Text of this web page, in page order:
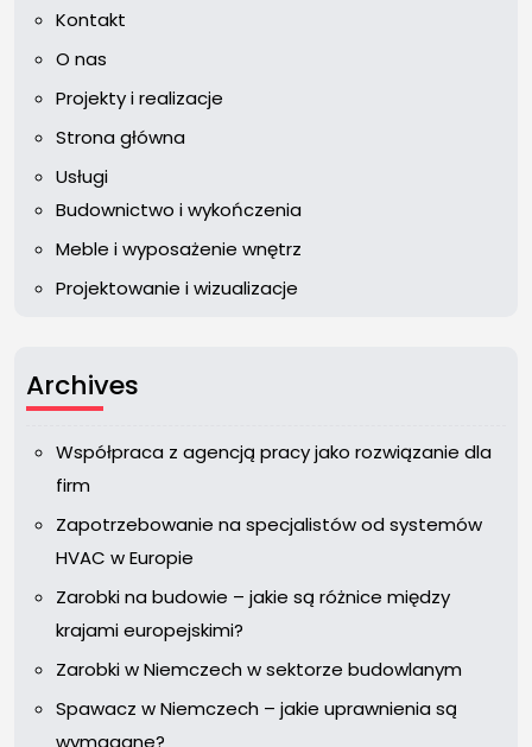
Kontakt
O nas
Projekty i realizacje
Strona główna
Usługi
Budownictwo i wykończenia
Meble i wyposażenie wnętrz
Projektowanie i wizualizacje
Archives
Współpraca z agencją pracy jako rozwiązanie dla
firm
Zapotrzebowanie na specjalistów od systemów
HVAC w Europie
Zarobki na budowie – jakie są różnice między
krajami europejskimi?
Zarobki w Niemczech w sektorze budowlanym
Spawacz w Niemczech – jakie uprawnienia są
wymagane?